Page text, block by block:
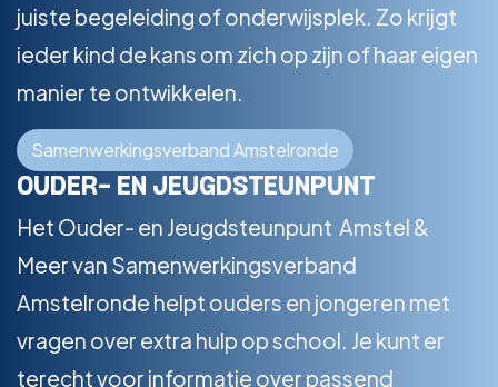
juiste begeleiding of onderwijsplek. Zo krijgt
ieder kind de kans om zich op zijn of haar eigen
manier te ontwikkelen.
Samenwerkingsverband Amstelronde
OUDER- EN JEUGDSTEUNPUNT
Het Ouder- en Jeugdsteunpunt Amstel &
Meer van Samenwerkingsverband
Amstelronde helpt ouders en jongeren met
vragen over extra hulp op school. Je kunt er
terecht voor informatie over passend